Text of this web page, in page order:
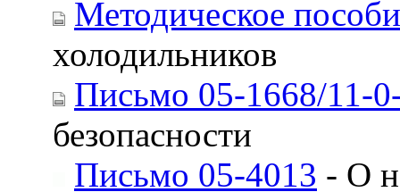
Методическое
холодильников
Письмо 05-1668/11-
безопасности
Письмо 05-4013 - О